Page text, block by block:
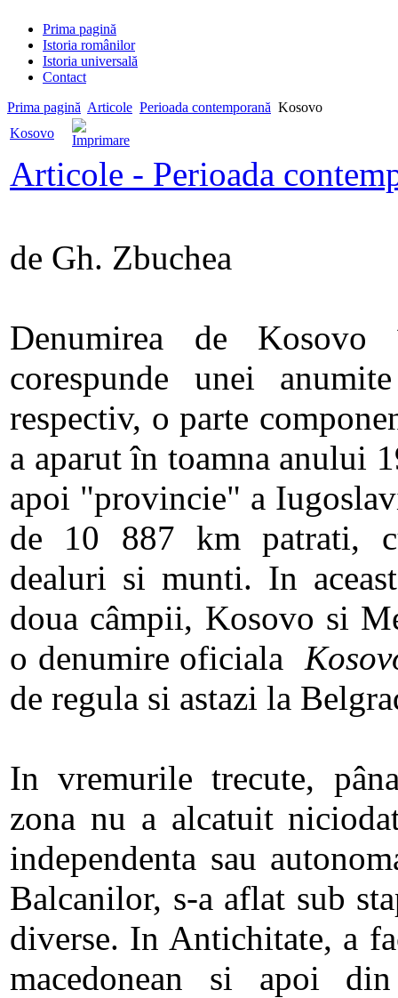
Prima pagină
Istoria românilor
Istoria universală
Contact
Prima pagină Articole Perioada contemporană Kosovo
Kosovo
Articole - Perioada
de Gh. Zbuchea
Denumirea de
corespunde unei
respectiv, o parte
a aparut în toamna anului
apoi "provincie" a
de 10 887 km patrati,
dealuri si munti. In
doua câmpii, Kosovo si
o denumire oficiala
de regula si astazi la
In vremurile trecute,
zona nu a alcatuit
independenta sau
Balcanilor, s-a aflat sub
diverse. In Antichitate, a
macedonean si apoi